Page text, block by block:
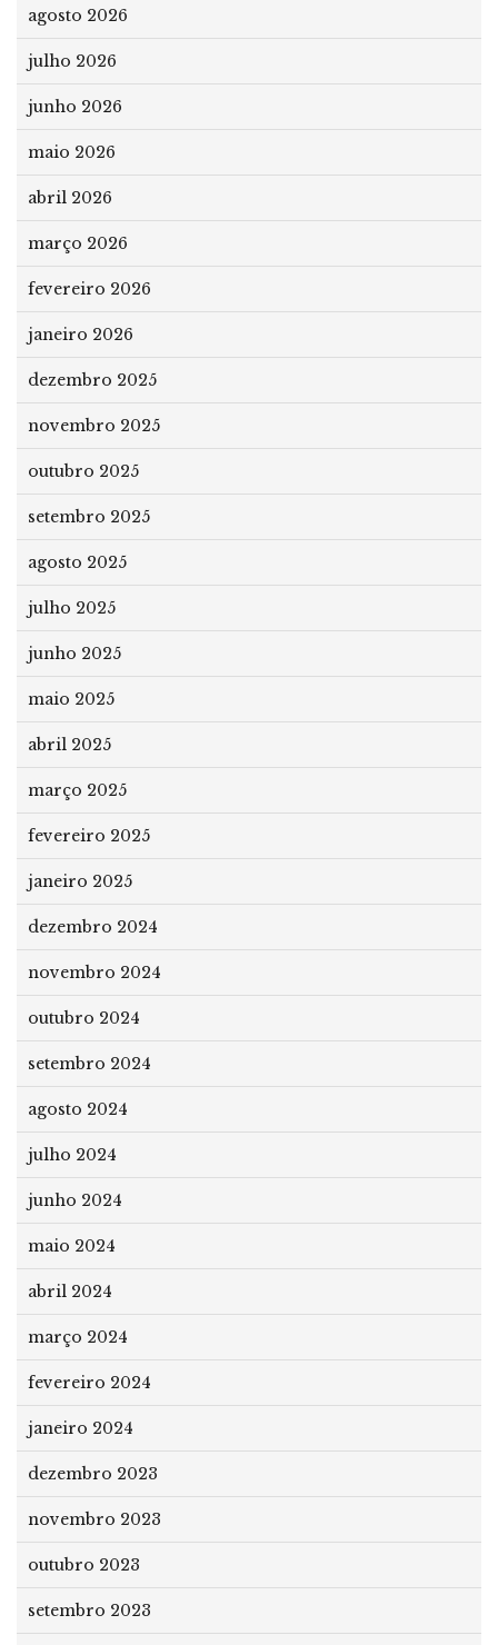
agosto 2026
julho 2026
junho 2026
maio 2026
abril 2026
março 2026
fevereiro 2026
janeiro 2026
dezembro 2025
novembro 2025
outubro 2025
setembro 2025
agosto 2025
julho 2025
junho 2025
maio 2025
abril 2025
março 2025
fevereiro 2025
janeiro 2025
dezembro 2024
novembro 2024
outubro 2024
setembro 2024
agosto 2024
julho 2024
junho 2024
maio 2024
abril 2024
março 2024
fevereiro 2024
janeiro 2024
dezembro 2023
novembro 2023
outubro 2023
setembro 2023